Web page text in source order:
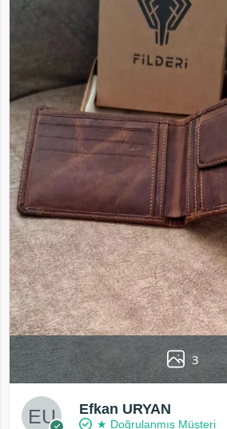
3
Efkan URYAN
★ Doğrulanmış Müşteri